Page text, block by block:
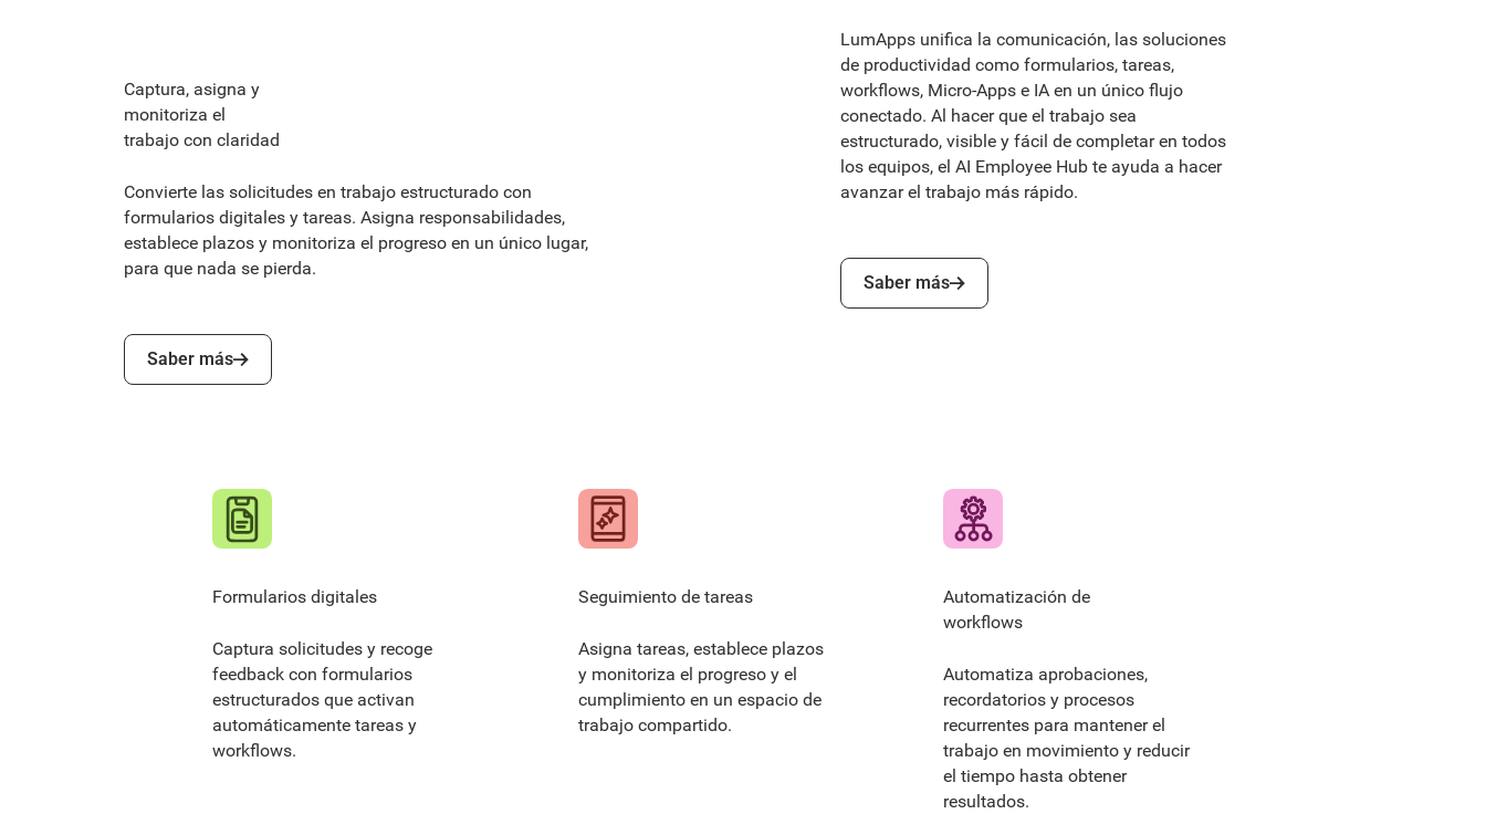
LumApps unifica la comunicación, las soluciones
de productividad como formularios, tareas,
workflows, Micro-Apps e IA en un único flujo
conectado. Al hacer que el trabajo sea
estructurado, visible y fácil de completar en todos
los equipos, el AI Employee Hub te ayuda a hacer
avanzar el trabajo más rápido.
Saber más
Saber más
Captura, asigna y
monitoriza el
trabajo con claridad
Convierte las solicitudes en trabajo estructurado con
formularios digitales y tareas. Asigna responsabilidades,
establece plazos y monitoriza el progreso en un único lugar,
para que nada se pierda.
Saber más
Saber más
Formularios digitales
Captura solicitudes y recoge
feedback con formularios
estructurados que activan
automáticamente tareas y
workflows.
Seguimiento de tareas
Asigna tareas, establece plazos
y monitoriza el progreso y el
cumplimiento en un espacio de
trabajo compartido.
Automatización de
workflows
Automatiza aprobaciones,
recordatorios y procesos
recurrentes para mantener el
trabajo en movimiento y reducir
el tiempo hasta obtener
resultados.